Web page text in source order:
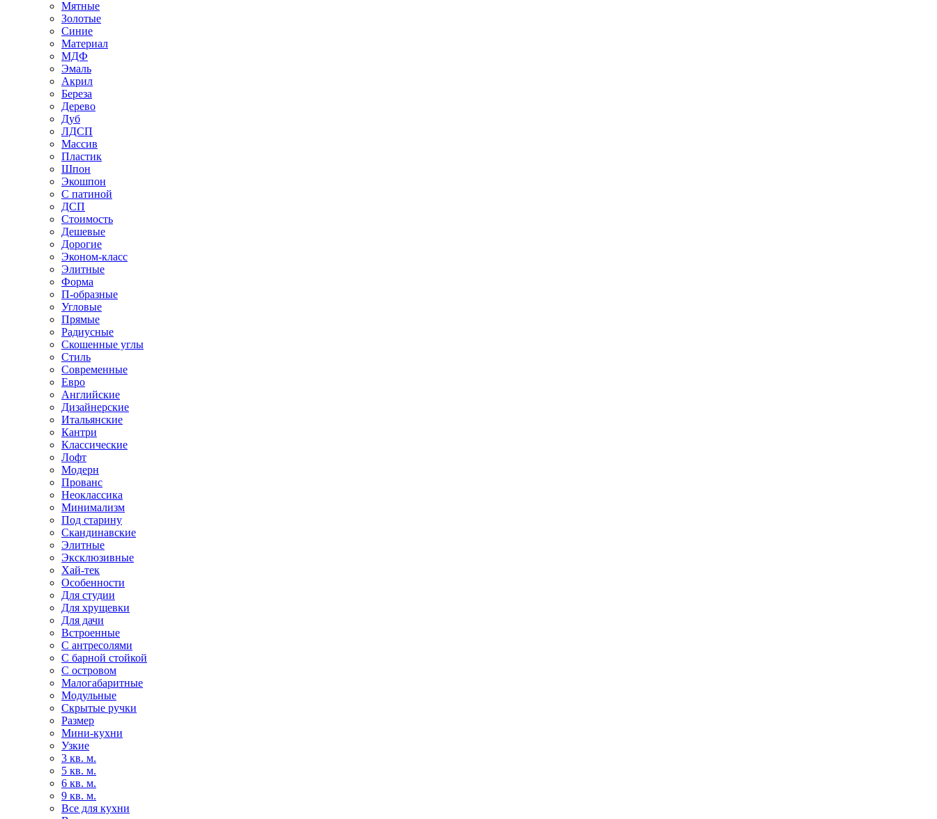
Мятные
Золотые
Синие
Материал
МДФ
Эмаль
Акрил
Береза
Дерево
Дуб
ЛДСП
Массив
Пластик
Шпон
Экошпон
С патиной
ДСП
Стоимость
Дешевые
Дорогие
Эконом-класс
Элитные
Форма
П-образные
Угловые
Прямые
Радиусные
Скошенные углы
Стиль
Современные
Евро
Английские
Дизайнерские
Итальянские
Кантри
Классические
Лофт
Модерн
Прованс
Неоклассика
Минимализм
Под старину
Скандинавские
Элитные
Эксклюзивные
Хай-тек
Особенности
Для студии
Для хрущевки
Для дачи
Встроенные
С антресолями
С барной стойкой
С островом
Малогабаритные
Модульные
Скрытые ручки
Размер
Мини-кухни
Узкие
3 кв. м.
5 кв. м.
6 кв. м.
9 кв. м.
Все для кухни